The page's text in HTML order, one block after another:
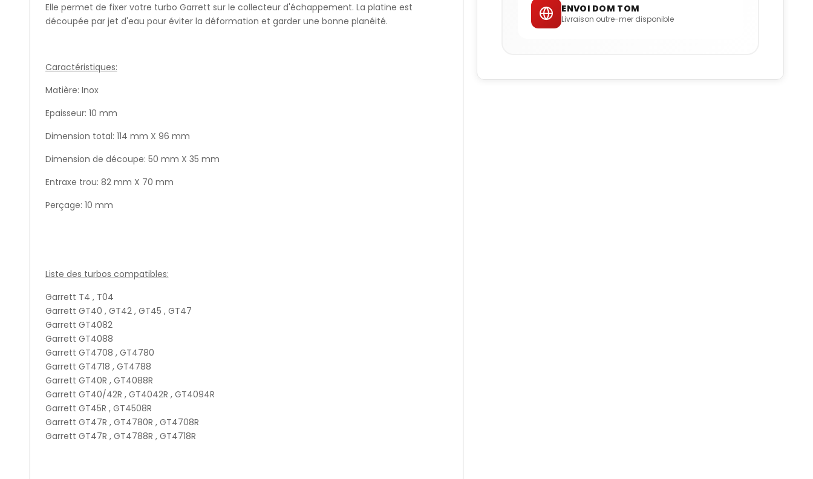
Elle permet de fixer votre turbo Garrett sur le collecteur d'échappement. La platine est
découpée par jet d'eau pour éviter la déformation et garder une bonne planéité.
Caractéristiques:
Matière: Inox
Epaisseur: 10 mm
Dimension total: 114 mm X 96 mm
Dimension de découpe: 50 mm X 35 mm
Entraxe trou: 82 mm X 70 mm
Perçage: 10 mm
Liste des turbos compatibles:
Garrett T4 , T04
Garrett GT40 , GT42 , GT45 , GT47
Garrett GT4082
Garrett GT4088
Garrett GT4708 , GT4780
Garrett GT4718 , GT4788
Garrett GT40R , GT4088R
Garrett GT40/42R , GT4042R , GT4094R
Garrett GT45R , GT4508R
Garrett GT47R , GT4780R , GT4708R
Garrett GT47R , GT4788R , GT4718R
ENVOI DOM TOM
Livraison outre-mer disponible